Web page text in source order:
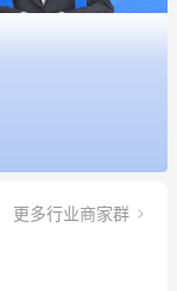
更多行业商家群